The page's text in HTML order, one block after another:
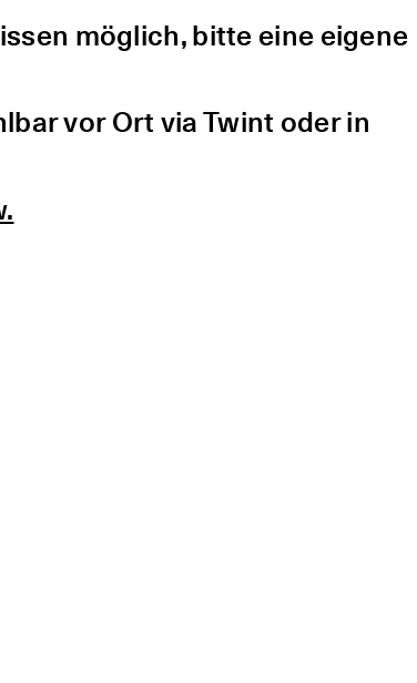
möglich, bitte eine eigene
vor Ort via Twint oder in